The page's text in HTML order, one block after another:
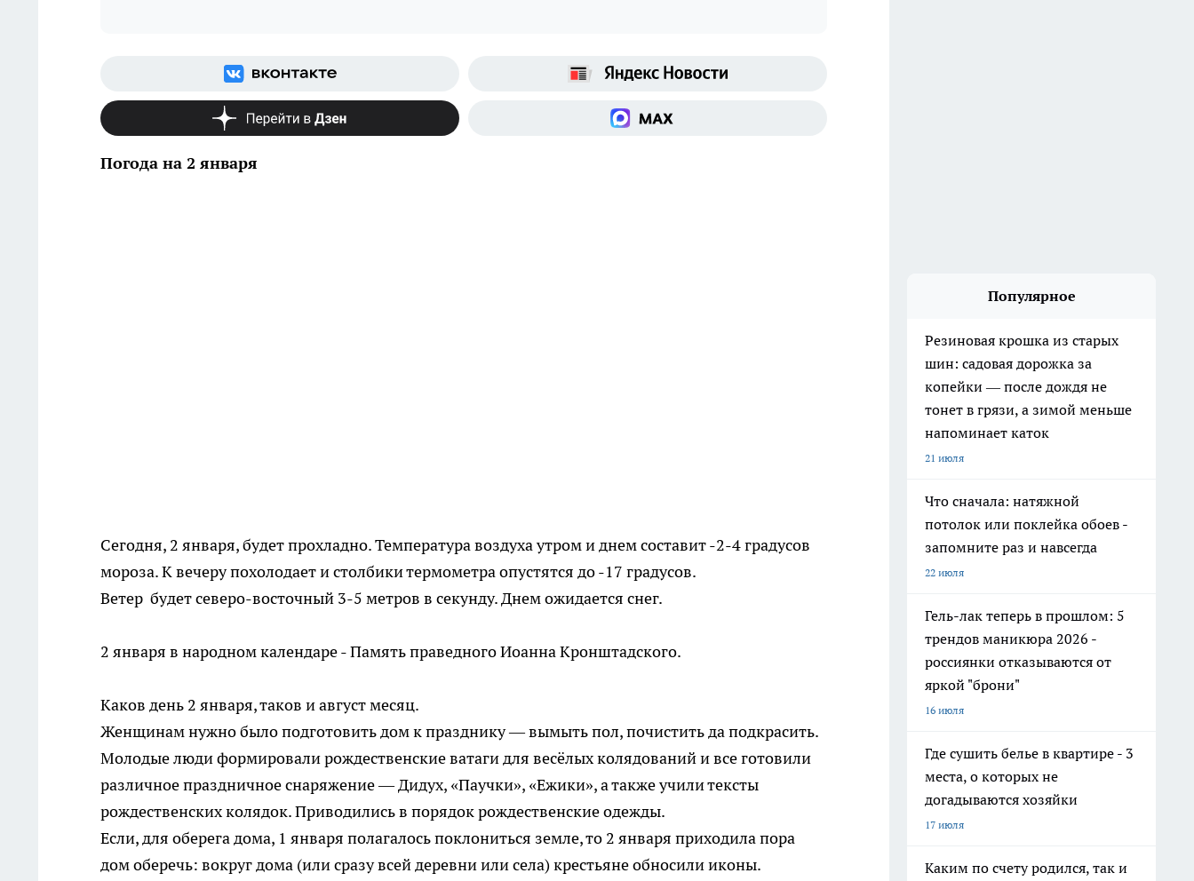
Погода на 2 января
Сегодня, 2 января, будет прохладно. Температура воздуха утром и днем составит -2-4 градусов
мороза. К вечеру похолодает и столбики термометра опустятся до -17 градусов.
Ветер будет северо-восточный 3-5 метров в секунду. Днем ожидается снег.
2 января в народном календаре - Память праведного Иоанна Кронштадского.
Каков день 2 января, таков и август месяц.
Женщинам нужно было подготовить дом к празднику — вымыть пол, почистить да подкрасить.
Молодые люди формировали рождественские ватаги для весёлых колядований и все готовили
различное праздничное снаряжение — Дидух, «Паучки», «Ежики», а также учили тексты
рождественских колядок. Приводились в порядок рождественские одежды.
Если, для оберега дома, 1 января полагалось поклониться земле, то 2 января приходила пора
дом оберечь: вокруг дома (или сразу всей деревни или села) крестьяне обносили иконы.
Популярное
Резиновая крошка из старых
шин: садовая дорожка за
копейки — после дождя не
тонет в грязи, а зимой меньше
напоминает каток
21 июля
Что сначала: натяжной
потолок или поклейка обоев -
запомните раз и навсегда
22 июля
Гель-лак теперь в прошлом: 5
трендов маникюра 2026 -
россиянки отказываются от
яркой "брони"
16 июля
Где сушить белье в квартире - 3
места, о которых не
догадываются хозяйки
17 июля
Каким по счету родился, так и